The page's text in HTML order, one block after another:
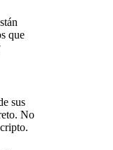
que
sus
No